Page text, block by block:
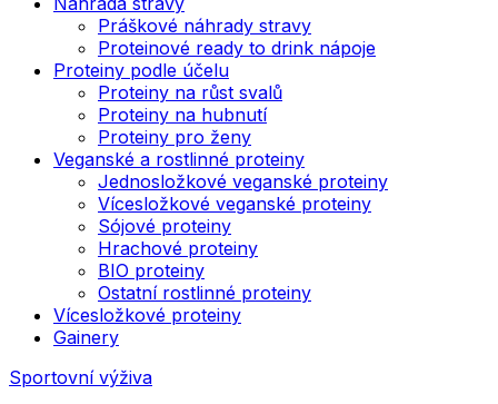
Práškové náhrady stravy
Proteinové ready to drink nápoje
Proteiny podle účelu
Proteiny na růst svalů
Proteiny na hubnutí
Proteiny pro ženy
Veganské a rostlinné proteiny
Jednosložkové veganské proteiny
Vícesložkové veganské proteiny
Sójové proteiny
Hrachové proteiny
BIO proteiny
Ostatní rostlinné proteiny
Vícesložkové proteiny
Gainery
Sportovní výživa